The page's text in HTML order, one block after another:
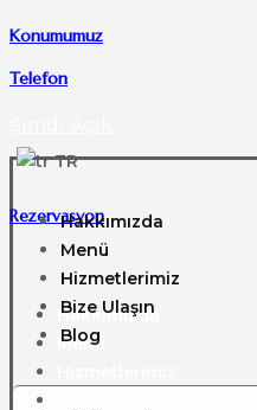
Konumumuz
Telefon
TR
Rezervasyon
Hakkımızda
Menü
Hakkımızda
Menü
Hizmetlerimiz
Bize Ulaşın
Blog